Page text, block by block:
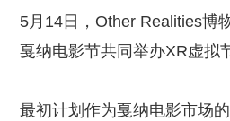
5月14日，Other Realities博
戛纳电影节共同举办XR虚拟
最初计划作为戛纳电影市场